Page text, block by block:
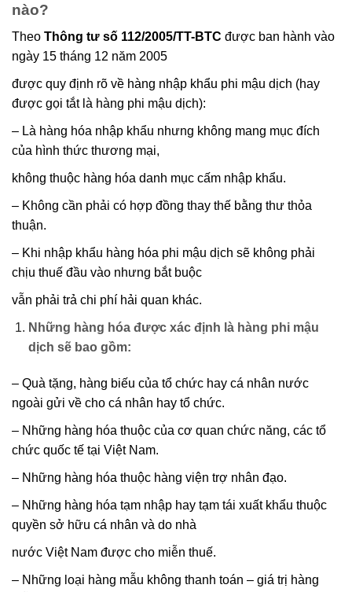
nào?
Theo Thông tư số 112/2005/TT-BTC được ban hành vào
ngày 15 tháng 12 năm 2005
được quy định rõ về hàng nhập khẩu phi mậu dịch (hay
được gọi tắt là hàng phi mậu dịch):
– Là hàng hóa nhập khẩu nhưng không mang mục đích
của hình thức thương mại,
không thuộc hàng hóa danh mục cấm nhập khẩu.
– Không cần phải có hợp đồng thay thế bằng thư thỏa
thuận.
– Khi nhập khẩu hàng hóa phi mậu dịch sẽ không phải
chịu thuế đầu vào nhưng bắt buộc
vẫn phải trả chi phí hải quan khác.
Những hàng hóa được xác định là hàng phi mậu
dịch sẽ bao gồm:
– Quà tặng, hàng biếu của tổ chức hay cá nhân nước
ngoài gửi về cho cá nhân hay tổ chức.
– Những hàng hóa thuộc của cơ quan chức năng, các tổ
chức quốc tế tại Việt Nam.
– Những hàng hóa thuộc hàng viện trợ nhân đạo.
– Những hàng hóa tạm nhập hay tạm tái xuất khẩu thuộc
quyền sở hữu cá nhân và do nhà
nước Việt Nam được cho miễn thuế.
– Những loại hàng mẫu không thanh toán – giá trị hàng